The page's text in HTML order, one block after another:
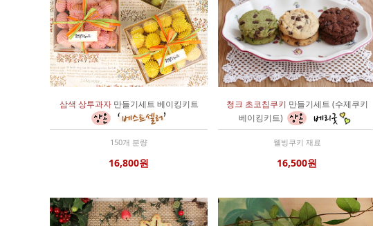
삼색 상투과자만들기세트 베이킹키트
150개 분량
16,800원
청크 초코칩쿠키 만들기세트 (수제쿠키
베이킹키트)
웰빙쿠키 재료
16,500원